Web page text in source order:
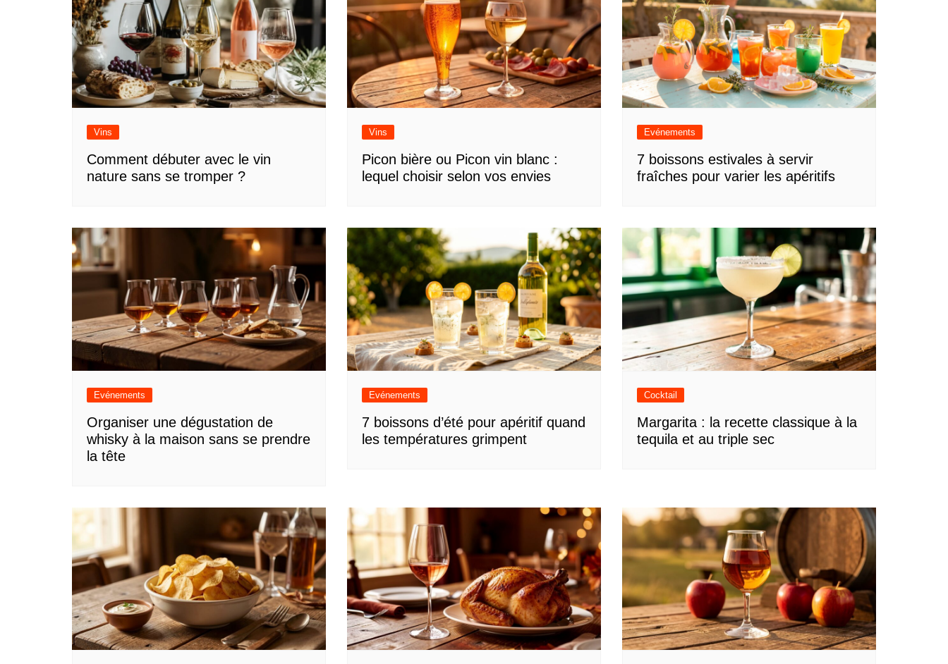
Vins
Comment débuter avec le vin
nature sans se tromper ?
Vins
Picon bière ou Picon vin blanc :
lequel choisir selon vos envies
Evénements
7 boissons estivales à servir
fraîches pour varier les apéritifs
Evénements
Organiser une dégustation de
whisky à la maison sans se prendre
la tête
Evénements
7 boissons d’été pour apéritif quand
les températures grimpent
Cocktail
Margarita : la recette classique à la
tequila et au triple sec